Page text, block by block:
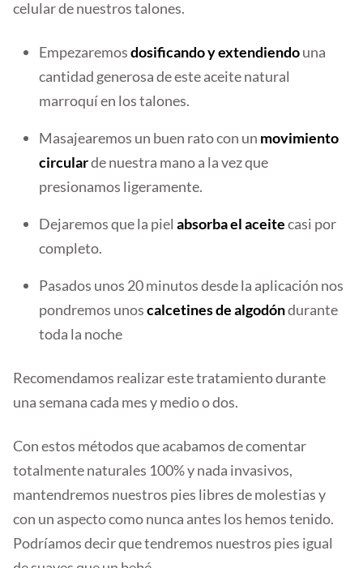
celular de nuestros talones.
Empezaremosdosificando y extendiendouna
cantidad generosa de este aceite natural
marroquí en los talones.
Masajearemos un buen rato con un movimiento
circularde nuestra mano a la vez que
presionamos ligeramente.
Dejaremos que la piel absorba el aceitecasi por
completo.
Pasados unos 20 minutos desde la aplicación nos
pondremos unoscalcetines de algodóndurante
toda la noche
Recomendamos realizar este tratamiento durante
una semana cada mes y medio o dos.
Con estos métodos que acabamos de comentar
totalmente naturales 100% y nada invasivos,
mantendremos nuestros pies libres de molestias y
con un aspecto como nunca antes los hemos tenido.
Podríamos decir que tendremos nuestros pies igual